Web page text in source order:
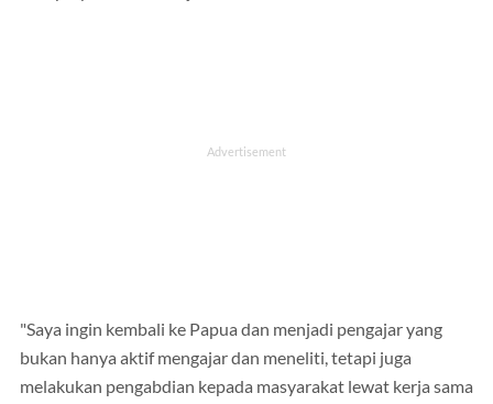
"Saya ingin kembali ke Papua dan menjadi pengajar yang
bukan hanya aktif mengajar dan meneliti, tetapi juga
melakukan pengabdian kepada masyarakat lewat kerja sama